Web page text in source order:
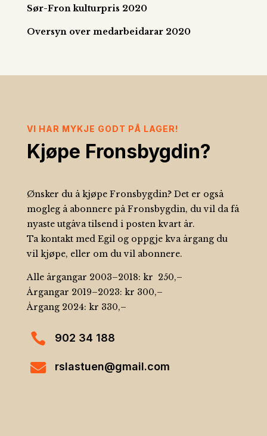
Sør-Fron kulturpris 2020
Oversyn over medarbeidarar 2020
VI HAR MYKJE GODT PÅ LAGER!
Kjøpe Fronsbygdin?
Ønsker du å kjøpe Fronsbygdin? Det er også
mogleg å abonnere på Fronsbygdin, du vil da få
nyaste utgåva tilsend i posten kvart år.
Ta kontakt med Egil og oppgje kva årgang du
vil kjøpe, eller om du vil abonnere.
Alle årgangar 2003–2018: kr 250,–
Årgangar 2019–2023: kr 300,–
Årgang 2024: kr 330,–
 902 34 188
 rslastuen@gmail.com